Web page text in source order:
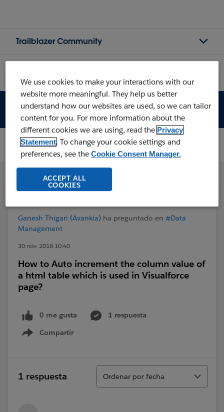
Trailblazer Community
Bring your team and maximize your impact at
Dreamforce.Registerthree or more to unlock
$999 passes.
Topics
#Data Management
Pregunta de Ganesh Thigari
Ganesh Thigari (Avankia) ha preguntado en #Data
Management
30 nov. 2018 10:40
How to Auto increment the column value of
a html table which is used in Visualforce
page?
0 me gusta
1 respuesta
Compartir
Show menu
1 respuesta
Ordenar
Ordenar por fecha
We use cookies to make your interactions with our
website more meaningful. They help us better
understand how our websites are used, so we can tailor
content for you. For more information about the
different cookies we are using, read the Privacy
Statement. To change your cookie settings and
preferences, see theCookie Consent Manager.
ACCEPT ALL
COOKIES